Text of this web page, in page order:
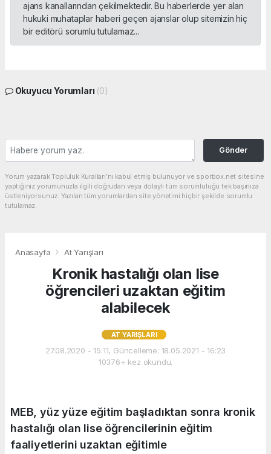
ajans kanallarından çekilmektedir. Bu haberlerde yer alan
hukuki muhataplar haberi geçen ajanslar olup sitemizin hiç
bir editörü sorumlu tutulamaz...
Okuyucu Yorumları (0)
Gönder
Yorum yazarak Topluluk Kuralları’nı kabul etmiş bulunuyor ve sporbox.net sitesine
yaptığınız yorumunuzla ilgili doğrudan veya dolaylı tüm sorumluluğu tek başınıza
üstleniyorsunuz. Yazılan tüm yorumlardan site yönetimi hiçbir şekilde sorumlu
tutulamaz.
Anasayfa At Yarışları
Kronik hastalığı olan lise
öğrencileri uzaktan eğitim
alabilecek
AT YARIŞLARI
27.08.2020 - 15:11, Güncelleme: 18.05.2021 - 16:23
10376+ kez okundu.
MEB, yüz yüze eğitim başladıktan sonra kronik
hastalığı olan lise öğrencilerinin eğitim
faaliyetlerini uzaktan eğitimle